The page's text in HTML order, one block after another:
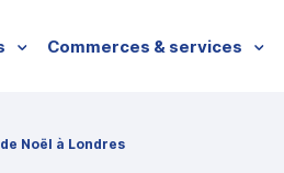
Commerces & services
Noël à Londres